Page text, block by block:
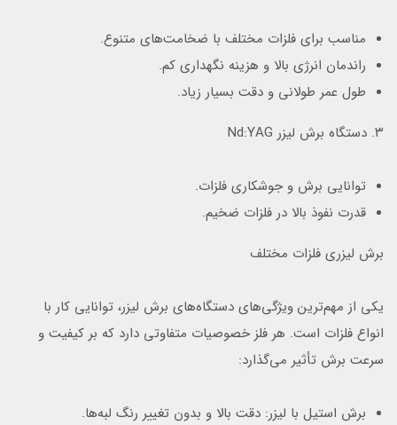
مناسب برای فلزات مختلف با ضخامت‌های متنوع.
راندمان انرژی بالا و هزینه نگهداری کم.
طول عمر طولانی و دقت بسیار زیاد.
۳. دستگاه برش لیزر Nd:YAG
توانایی برش و جوشکاری فلزات.
قدرت نفوذ بالا در فلزات ضخیم.
برش لیزری فلزات مختلف
یکی از مهم‌ترین ویژگی‌های دستگاه‌های برش لیزر، توانایی کار با
انواع فلزات است. هر فلز خصوصیات متفاوتی دارد که بر کیفیت و
سرعت برش تأثیر می‌گذارد:
برش استیل با لیزر: دقت بالا و بدون تغییر رنگ لبه‌ها.